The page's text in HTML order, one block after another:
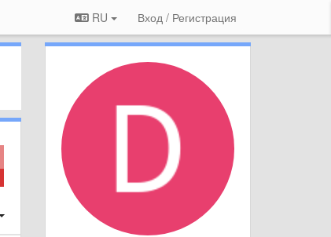
RU Вход / Регистрация